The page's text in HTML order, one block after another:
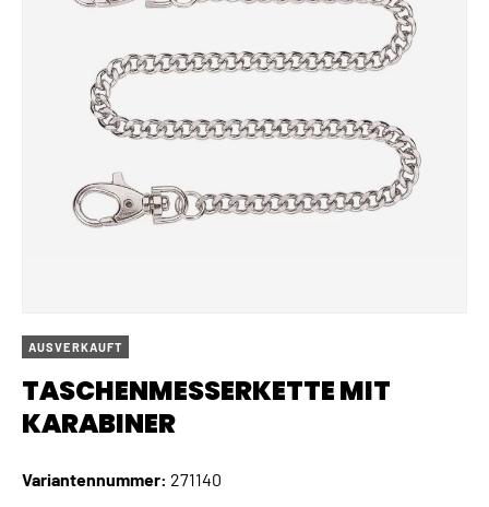
AUSVERKAUFT
TASCHENMESSERKETTE MIT
KARABINER
Variantennummer: 271140